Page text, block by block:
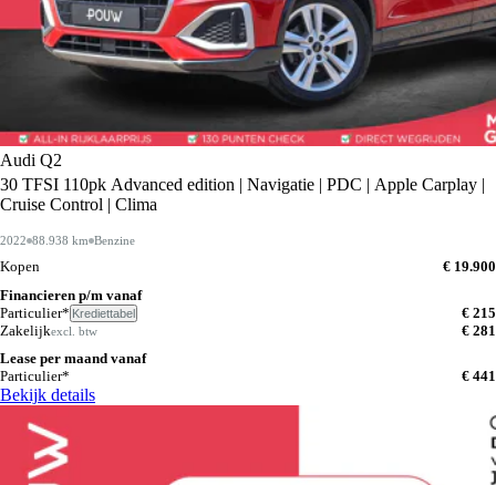
Audi Q2
30 TFSI 110pk Advanced edition | Navigatie | PDC | Apple Carplay |
Cruise Control | Clima
2022 88.938 km Benzine
Kopen
€ 19.900
Financieren p/m vanaf
Particulier* Krediettabel
€ 215
Zakelijkexcl. btw
€ 281
Lease per maand vanaf
Particulier*
€ 441
Bekijk details